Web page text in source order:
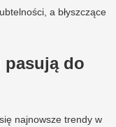
a błyszczące
pasują do
najnowsze trendy w